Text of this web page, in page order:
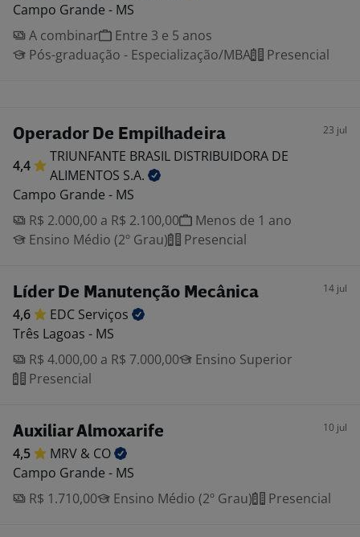
Campo Grande - MS
A combinar
Entre 3 e 5 anos
Pós-graduação - Especialização/MBA
Presencial
Operador De Empilhadeira 23 jul
4,4
TRIUNFANTE BRASIL DISTRIBUIDORA DE
ALIMENTOS S.A.
Campo Grande - MS
R$ 2.000,00 a R$ 2.100,00
Menos de 1 ano
Ensino Médio (2º Grau)
Presencial
Líder De Manutenção Mecânica 14 jul
4,6 EDC Serviços
Três Lagoas - MS
R$ 4.000,00 a R$ 7.000,00
Ensino Superior
Presencial
Auxiliar Almoxarife 10 jul
4,5 MRV & CO
Campo Grande - MS
R$ 1.710,00
Ensino Médio (2º Grau) Presencial